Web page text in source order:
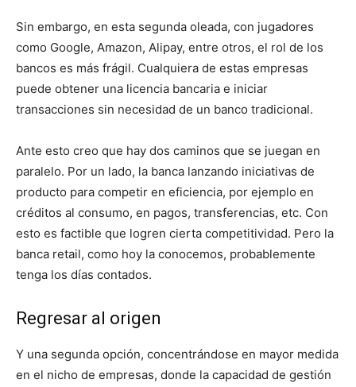
Sin embargo, en esta segunda oleada, con jugadores
como Google, Amazon, Alipay, entre otros, el rol de los
bancos es más frágil. Cualquiera de estas empresas
puede obtener una licencia bancaria e iniciar
transacciones sin necesidad de un banco tradicional.
Ante esto creo que hay dos caminos que se juegan en
paralelo. Por un lado, la banca lanzando iniciativas de
producto para competir en eficiencia, por ejemplo en
créditos al consumo, en pagos, transferencias, etc. Con
esto es factible que logren cierta competitividad. Pero la
banca retail, como hoy la conocemos, probablemente
tenga los días contados.
Regresar al origen
Y una segunda opción, concentrándose en mayor medida
en el nicho de empresas, donde la capacidad de gestión